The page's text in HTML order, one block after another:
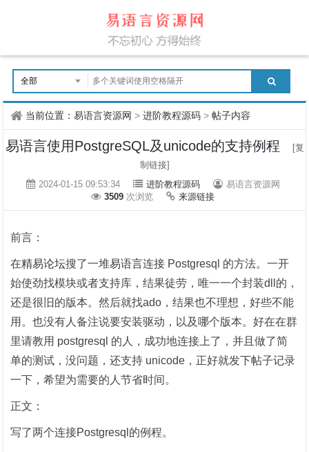
当前位置：易语言资源网 >进阶教程源码 >帖子内容
易语言使用PostgreSQL及unicode的支持例程
[复
制链接]
2024-01-15 09:53:34
进阶教程源码
易语言资源网
3509 次浏览 来源链接
前言：
在精易论坛搜了一堆易语言连接 Postgresql 的方法。一开
始使劲找模块或者支持库，结果徒劳，唯一一个封装dll的，
还是很旧的版本。然后就找ado，结果也不理想，好些不能
用。也没有人备注说要安装驱动，以及哪个版本。好在在群
里请教用 postgresql 的人，成功地连接上了，并且做了简
单的测试，没问题，还支持 unicode，正好就发下帖子记录
一下，希望为需要的人节省时间。
正文：
写了两个连接Postgresql的例程。